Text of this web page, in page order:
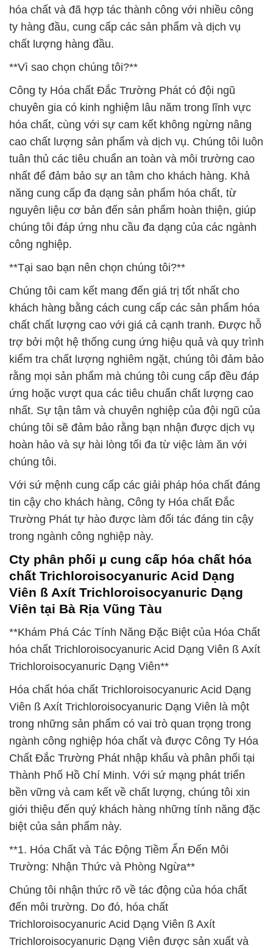
hóa chất và đã hợp tác thành công với nhiều công
ty hàng đầu, cung cấp các sản phẩm và dịch vụ
chất lượng hàng đầu.
**Vì sao chọn chúng tôi?**
Công ty Hóa chất Đắc Trường Phát có đội ngũ
chuyên gia có kinh nghiệm lâu năm trong lĩnh vực
hóa chất, cùng với sự cam kết không ngừng nâng
cao chất lượng sản phẩm và dịch vụ. Chúng tôi luôn
tuân thủ các tiêu chuẩn an toàn và môi trường cao
nhất để đảm bảo sự an tâm cho khách hàng. Khả
năng cung cấp đa dạng sản phẩm hóa chất, từ
nguyên liệu cơ bản đến sản phẩm hoàn thiện, giúp
chúng tôi đáp ứng nhu cầu đa dạng của các ngành
công nghiệp.
**Tại sao bạn nên chọn chúng tôi?**
Chúng tôi cam kết mang đến giá trị tốt nhất cho
khách hàng bằng cách cung cấp các sản phẩm hóa
chất chất lượng cao với giá cả cạnh tranh. Được hỗ
trợ bởi một hệ thống cung ứng hiệu quả và quy trình
kiểm tra chất lượng nghiêm ngặt, chúng tôi đảm bảo
rằng mọi sản phẩm mà chúng tôi cung cấp đều đáp
ứng hoặc vượt qua các tiêu chuẩn chất lượng cao
nhất. Sự tận tâm và chuyên nghiệp của đội ngũ của
chúng tôi sẽ đảm bảo rằng bạn nhận được dịch vụ
hoàn hảo và sự hài lòng tối đa từ việc làm ăn với
chúng tôi.
Với sứ mệnh cung cấp các giải pháp hóa chất đáng
tin cậy cho khách hàng, Công ty Hóa chất Đắc
Trường Phát tự hào được làm đối tác đáng tin cậy
trong ngành công nghiệp này.
Cty phân phối µ cung cấp hóa chất hóa
chất Trichloroisocyanuric Acid Dạng
Viên ß Axít Trichloroisocyanuric Dạng
Viên tại Bà Rịa Vũng Tàu
**Khám Phá Các Tính Năng Đặc Biệt của Hóa Chất
hóa chất Trichloroisocyanuric Acid Dạng Viên ß Axít
Trichloroisocyanuric Dạng Viên**
Hóa chất hóa chất Trichloroisocyanuric Acid Dạng
Viên ß Axít Trichloroisocyanuric Dạng Viên là một
trong những sản phẩm có vai trò quan trọng trong
ngành công nghiệp hóa chất và được Công Ty Hóa
Chất Đắc Trường Phát nhập khẩu và phân phối tại
Thành Phố Hồ Chí Minh. Với sứ mạng phát triển
bền vững và cam kết về chất lượng, chúng tôi xin
giới thiệu đến quý khách hàng những tính năng đặc
biệt của sản phẩm này.
**1. Hóa Chất và Tác Động Tiềm Ẩn Đến Môi
Trường: Nhận Thức và Phòng Ngừa**
Chúng tôi nhận thức rõ về tác động của hóa chất
đến môi trường. Do đó, hóa chất
Trichloroisocyanuric Acid Dạng Viên ß Axít
Trichloroisocyanuric Dạng Viên được sản xuất và